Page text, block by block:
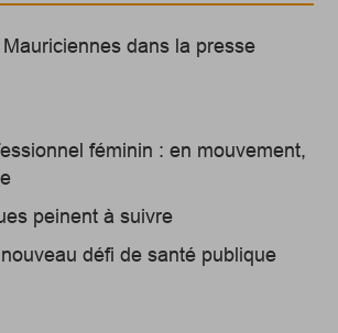
dans la presse
féminin : en mouvement,
peinent à suivre
défi de santé publique